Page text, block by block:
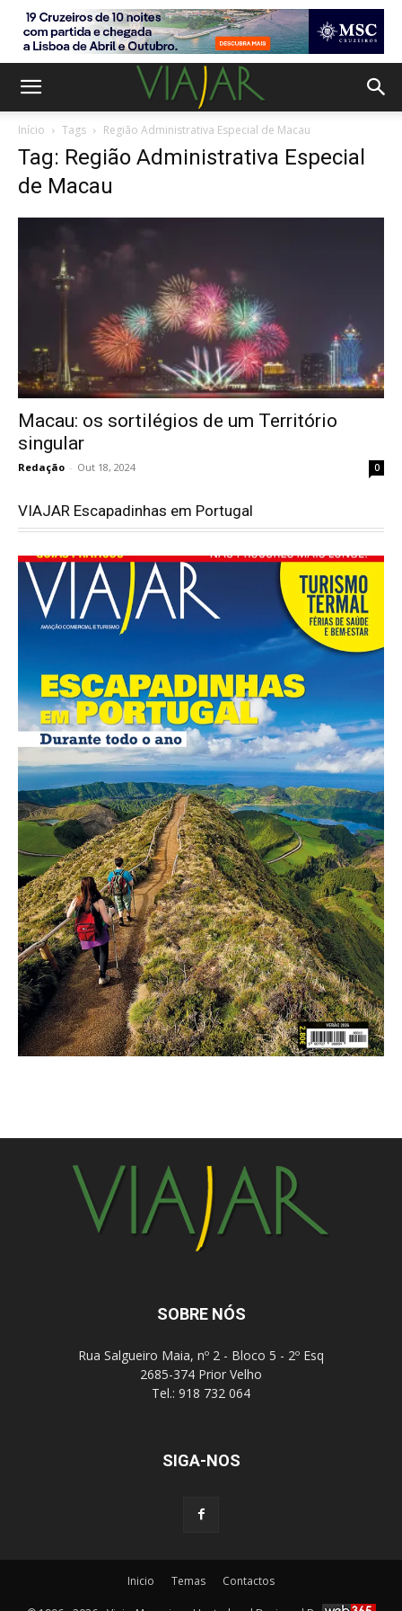
Início Tags Região Administrativa Especial de Macau
Tag: Região Administrativa Especial
de Macau
Macau: os sortilégios de um Território
singular
Redação - Out 18, 2024 0
VIAJAR Escapadinhas em Portugal
SOBRE NÓS
Rua Salgueiro Maia, nº 2 - Bloco 5 - 2º Esq
2685-374 Prior Velho
Tel.: 918 732 064
SIGA-NOS
Inicio Temas Contactos